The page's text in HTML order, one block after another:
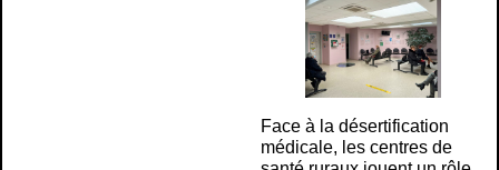
Face à la désertification
médicale, les centres de